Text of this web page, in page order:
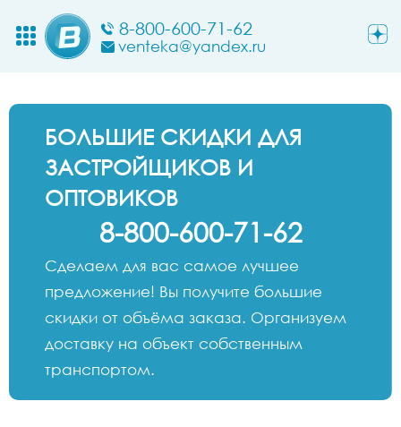
8-800-600-71-62
venteka@yandex.ru
БОЛЬШИЕ СКИДКИ ДЛЯ
ЗАСТРОЙЩИКОВ И
ОПТОВИКОВ
8-800-600-71-62
Сделаем для вас самое лучшее
предложение! Вы получите большие
скидки от объёма заказа. Организуем
доставку на объект собственным
транспортом.